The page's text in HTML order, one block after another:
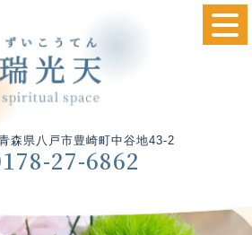
森県八戸市豊崎町中谷地43-2
27-6862